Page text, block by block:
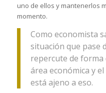
uno de ellos y mantenerlos
momento.
Como economista
situación que pase
repercute de forma
área económica y
está ajeno a eso.